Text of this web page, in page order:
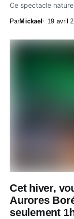
Ce spectacle
ParMickael 19 avril
Cet hiver,
Aurores
seulement